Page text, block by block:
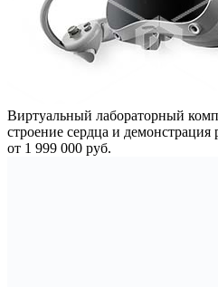
Виртуальный лабораторный
строение сердца и демонстрация
от 1 999 000 руб.